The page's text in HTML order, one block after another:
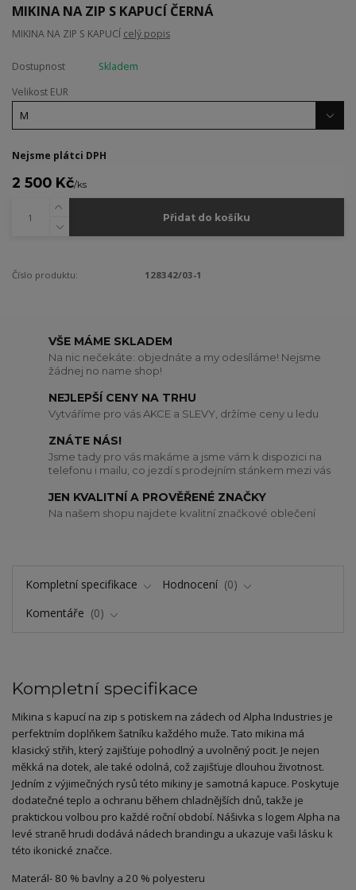
MIKINA NA ZIP S KAPUCÍ ČERNÁ
MIKINA NA ZIP S KAPUCÍ celý popis
Dostupnost
Skladem
Velikost EUR
Nejsme plátci DPH
2 500 Kč/ks
Přidat do košíku
Číslo produktu: 128342/03-1
VŠE MÁME SKLADEM
Na nic nečekáte: objednáte a my odesíláme! Nejsme
žádnej no name shop!
NEJLEPŠÍ CENY NA TRHU
Vytváříme pro vás AKCE a SLEVY, držíme ceny u ledu
ZNÁTE NÁS!
Jsme tady pro vás makáme a jsme vám k dispozici na
telefonu i mailu, co jezdí s prodejním stánkem mezi vás
JEN KVALITNÍ A PROVĚŘENÉ ZNAČKY
Na našem shopu najdete kvalitní značkové oblečení
Kompletní specifikace Hodnocení
0
Komentáře
0
Kompletní specifikace
Mikina s kapucí na zip s potiskem na zádech od Alpha Industries je
perfektním doplňkem šatníku každého muže. Tato mikina má
klasický střih, který zajišťuje pohodlný a uvolněný pocit. Je nejen
měkká na dotek, ale také odolná, což zajišťuje dlouhou životnost.
Jedním z výjimečných rysů této mikiny je samotná kapuce. Poskytuje
dodatečné teplo a ochranu během chladnějších dnů, takže je
praktickou volbou pro každé roční období. Nášivka s logem Alpha na
levé straně hrudi dodává nádech brandingu a ukazuje vaši lásku k
této ikonické značce.
Materál- 80 % bavlny a 20 % polyesteru